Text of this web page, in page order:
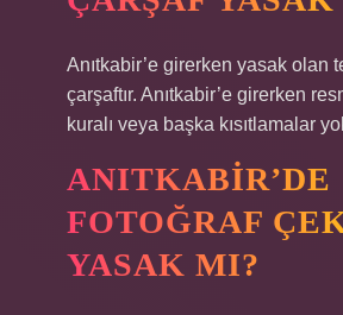
Anıtkabir’e girerken yasak olan
çarşaftır. Anıtkabir’e girerken
kuralı veya başka kısıtlamalar
ANITKABIR’DE
FOTOĞRAF
YASAK MI?